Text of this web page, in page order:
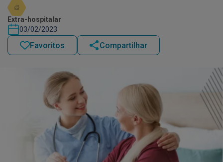
Extra-hospitalar
03/02/2023
Favoritos Compartilhar